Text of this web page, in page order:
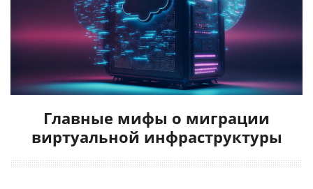
Главные мифы о миграции
виртуальной инфраструктуры